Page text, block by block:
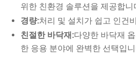
위한 친환경 솔루션을 제공합니
경량:처리 및 설치가 쉽고 인건
친절한 바닥재:다양한 바닥재
한 응용 분야에 완벽한 선택입